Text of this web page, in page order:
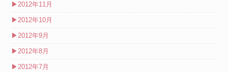
▶2012年11月
▶2012年10月
▶2012年9月
▶2012年8月
▶2012年7月